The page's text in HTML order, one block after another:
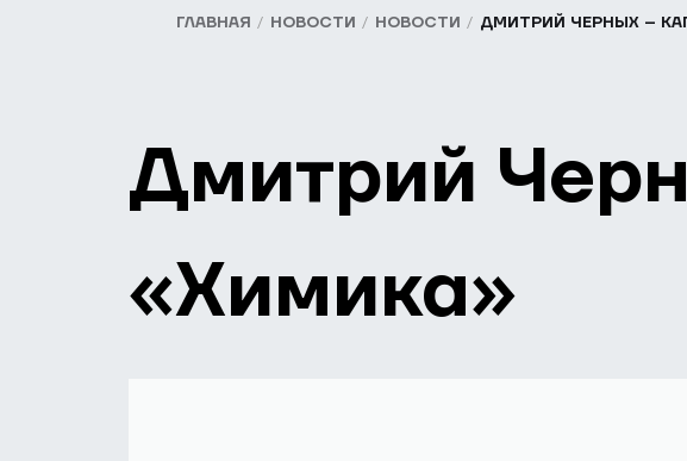
ГЛАВНАЯ НОВОСТИ НОВОСТИ ДМИТРИЙ ЧЕРНЫХ –
Дмитрий
«Химика»